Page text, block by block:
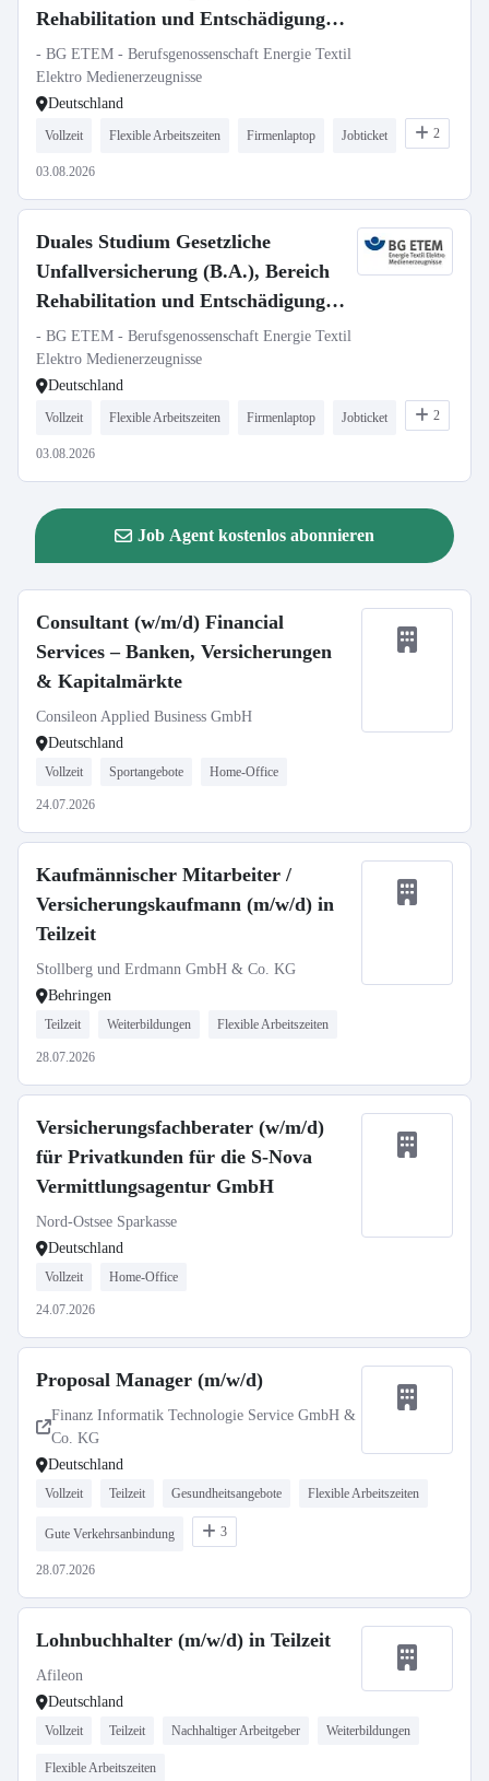
Rehabilitation und Entschädigung,
Region West (Köln, Düsseldorf,
Wiesbaden)
- BG ETEM - Berufsgenossenschaft Energie Textil
Elektro Medienerzeugnisse
Deutschland
Vollzeit Flexible Arbeitszeiten Firmenlaptop Jobticket 2
03.08.2026
Duales Studium Gesetzliche
Unfallversicherung (B.A.), Bereich
Rehabilitation und Entschädigung,
Region Nord (Berlin, Braunschweig,
Hamburg)
- BG ETEM - Berufsgenossenschaft Energie Textil
Elektro Medienerzeugnisse
Deutschland
Vollzeit Flexible Arbeitszeiten Firmenlaptop Jobticket 2
03.08.2026
Job Agent kostenlos abonnieren
Consultant (w/m/d) Financial
Services – Banken, Versicherungen
& Kapitalmärkte
Consileon Applied Business GmbH
Deutschland
Vollzeit Sportangebote Home-Office
24.07.2026
Kaufmännischer Mitarbeiter /
Versicherungskaufmann (m/w/d) in
Teilzeit
Stollberg und Erdmann GmbH & Co. KG
Behringen
Teilzeit Weiterbildungen Flexible Arbeitszeiten
28.07.2026
Versicherungsfachberater (w/m/d)
für Privatkunden für die S-Nova
Vermittlungsagentur GmbH
Nord-Ostsee Sparkasse
Deutschland
Vollzeit Home-Office
24.07.2026
Proposal Manager (m/w/d)
Finanz Informatik Technologie Service GmbH &
Co. KG
Deutschland
Vollzeit Teilzeit Gesundheitsangebote Flexible Arbeitszeiten
Gute Verkehrsanbindung 3
28.07.2026
Lohnbuchhalter (m/w/d) in Teilzeit
Afileon
Deutschland
Vollzeit Teilzeit Nachhaltiger Arbeitgeber Weiterbildungen
Flexible Arbeitszeiten